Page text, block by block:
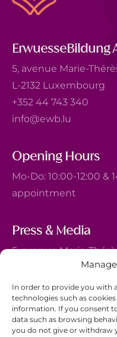
In order to provide you with
technologies such as
information. If you consent
data such as browsing
you do not give or withdraw
ErwuesseBildung
5, avenue Marie-
L-2132 Luxembourg
+352 44 743 340
info@ewb.lu
Opening Hours
Mo-Do: 10:00-12:00 &
appointment
Press & Media
5, avenue Marie-
L-2132 Luxembourg
+352 44 743 340
comm@ewb.lu